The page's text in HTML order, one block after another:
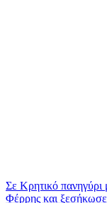
Σε Κρητικό
Φέρρης και